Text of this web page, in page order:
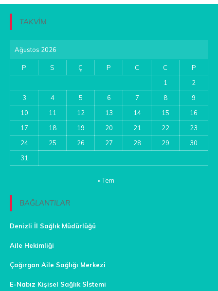
TAKVİM
Ağustos 2026
P S Ç P C C
P
1
2
3
4 5 6 7 8
9
10
11 12 13 14 15
16
17
18 19 20 21 22
23
24
25 26 27 28 29
30
31
« Tem
BAĞLANTILAR
Denizli İl Sağlık Müdürlüğü
Aile Hekimliği
Çağırgan Aile Sağlığı Merkezi
E-Nabız Kişisel Sağlık Sİstemi